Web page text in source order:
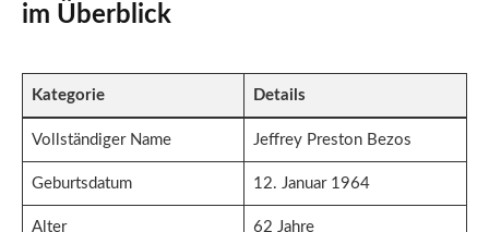
im Überblick
Kategorie Details
Vollständiger Name Jeffrey Preston Bezos
Geburtsdatum 12. Januar 1964
Alter 62 Jahre